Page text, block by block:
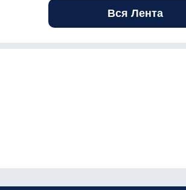
Вся Лента